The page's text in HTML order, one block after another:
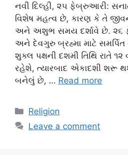
નવી દિલ્હી, ૨૫ ફેબ્રુઆરી:
વિશેષ મહત્વ છે, કારણ કે તે
અને અશુભ સમય દર્શાવે છે. ૨૬
અને દેવગુરુ બ્રહ્મા માટે
શુક્લ પક્ષની દશમી તિથિ રાતે ૧૨
રહેશે, ત્યારબાદ એકાદશી શરૂ
બનેલું છે, … Read more
Categories
Religion
Leave a comment